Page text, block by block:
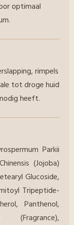
optimaal
rimpels
tot droge huid
heeft.
Parkii
(Jojoba)
Glucoside,
Tripeptide-
Panthenol,